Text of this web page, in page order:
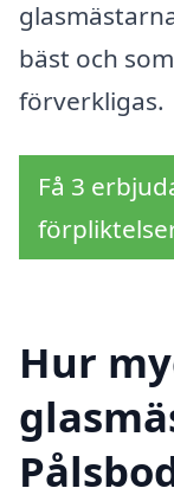
bäst och
förverkligas.
Få 3
Hur